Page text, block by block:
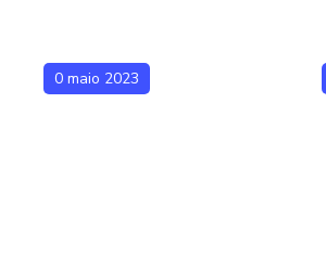
0 maio 2023